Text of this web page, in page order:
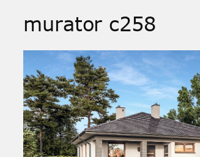
murator c258